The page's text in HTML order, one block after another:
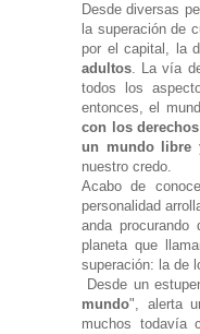
Desde diversas
la superación de
por el capital, la
adultos. La vía
todos los
entonces, el
con los
un mundo libre
nuestro credo.
Acabo de
personalidad
anda
planeta que
superación: la de
Desde un
mundo", alerta
muchos todavía